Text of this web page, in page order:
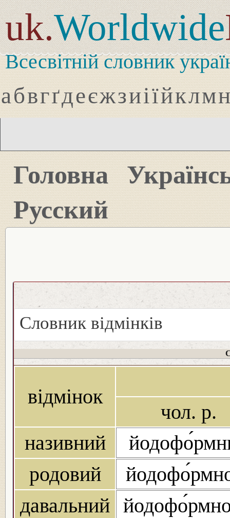
uk.Worldwide
Всесвітній словник
абвгґдеєжзиіїйклмн
Головна
Русский
Словник відмінків
відмінок
чол. р.
називний
родовий
давальний